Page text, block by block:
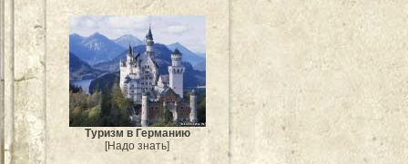
Туризм в Германию
[Надо знать]